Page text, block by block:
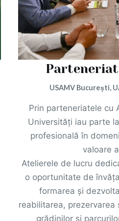
USAMV București,
Prin parteneriatele cu
Universități iau parte
profesională în
valoare
Atelierele de lucru
o oportunitate de
formarea și
reabilitarea, prezervarea
grădinilor și